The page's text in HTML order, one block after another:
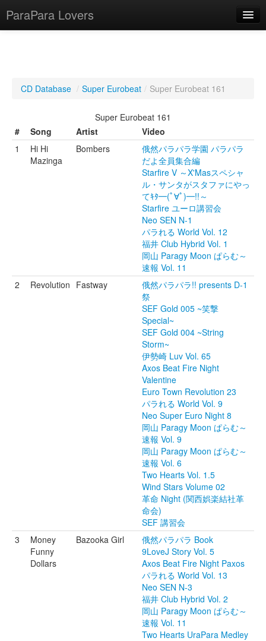
ParaPara Lovers
TechPara Video Database
CD Database
CD Database / Super Eurobeat / Super Eurobeat 161
Super Eurobeat 161
#
Song Artist
Video
1
Hi Hi
Mazinga
Bombers
俄然パラパラ学園 パラパラ
だよ全員集合編
Starfire V ～X'Masスペシャ
ル・サンタがスタファにやっ
てｷﾀ━(ﾟ∀ﾟ)━!!～
Starfire ユーロ講習会
Neo SEN N-1
パラれる World Vol. 12
福井 Club Hybrid Vol. 1
岡山 Paragy Moon ぱらむ～
速報 Vol. 11
2
Revolution Fastway
俄然パラパラ!! presents D-1
祭
SEF Gold 005 ~笑撃
Special~
SEF Gold 004 ~String
Storm~
伊勢崎 Luv Vol. 65
Axos Beat Fire Night
Valentine
Euro Town Revolution 23
パラれる World Vol. 9
Neo Super Euro Night 8
岡山 Paragy Moon ぱらむ～
速報 Vol. 9
岡山 Paragy Moon ぱらむ～
速報 Vol. 6
Two Hearts Vol. 1.5
Wind Stars Volume 02
革命 Night (関西娯楽結社革
命会)
SEF 講習会
3
Money
Funny
Dollars
Bazooka Girl
俄然パラパラ Book
9LoveJ Story Vol. 5
Axos Beat Fire Night Paxos
パラれる World Vol. 13
Neo SEN N-3
福井 Club Hybrid Vol. 2
岡山 Paragy Moon ぱらむ～
速報 Vol. 11
Two Hearts UraPara Medley